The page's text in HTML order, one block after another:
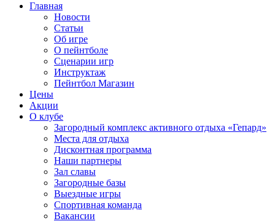
Главная
Новости
Статьи
Об игре
О пейнтболе
Сценарии игр
Инструктаж
Пейнтбол Магазин
Цены
Акции
О клубе
Загородный комплекс активного отдыха «Гепард»
Места для отдыха
Дисконтная программа
Наши партнеры
Зал славы
Загородные базы
Выездные игры
Спортивная команда
Вакансии